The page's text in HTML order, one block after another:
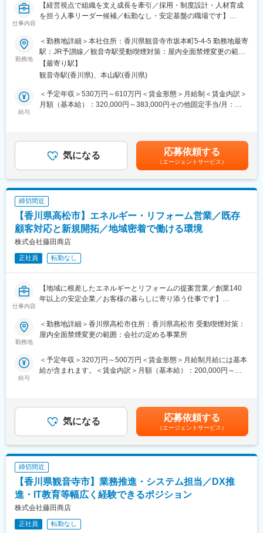
推進）
再エネ事業のパイオニアとして900件超の実績を持ち、地域社
会・未来づくりに直結するやりがいが感じられます。新規開拓や
新メニュー提案にも積極的に携われ、事業拡大をリードできま
す。
■教育体制
OJTを中心とした実践的な研修や先輩社員のサポート、外部研修
完全週休2日制・年間休日120日以上・残業月平均20時間以内。働
き方改革を進めており、テレワークも一部利用可能。マイカー通
勤OKで転勤なし、ワークライフバランスを大切にできる環境で
■想定されるキャリアパス
営業リーダーやマネジメント、さらなる専門性習得、電力開発部
門でのキャリアアップ等、多様な成長機会があります。
■企業の特徴/魅力
ルギー企業です。地産地消の推進や地域インフラの維持に貢献
し、安定成長を続けています。
変更の範囲：会社の定める業務
仕事内容
【経営視点で組織を支え成長を牽引／採用・制度設計・人材育成
を担う人事リーダー候補／転勤なし・安定基盤の職場です】
■業務概要
当社の人事部門リーダー候補として、人事領域全般を幅広くご担
当いただきます。中途・新卒採用活動、評価制度の構築・運用、
人事システム導入・管理、教育研修の企画実行など、人事業務を
通じて全社の組織力向上と持続的成長に貢献していただくポジシ
ョンです。経営層や各部門と連携しながら、中長期的な組織体制
強化を推進します。
・面接対応、採用プロセス改善
・経営課題や現場の声を反映した人事評価制度の構築、運用、定
む）
・人事チームのマネジメント、業務サポートおよびメンバー育成
・経営層や各部門長と連携し組織体制強化に向けた施策推進
■扱うサービス
リンスタンド・コンビニ事業、リフォーム事業など地域インフラ
■組織構成
人事部は2名体制。少数精鋭で意見交換が活発にできる環境です。
■業務の魅力
経営に近い立場で制度設計や組織づくりを担い、成果が全社に反
■教育体制
■就業環境
転勤なし・完全週休二日制・年間休日120日以上・残業月20時間
以内。香川県観音寺市本社勤務で、マイカー通勤可。テレワーク
■想定されるキャリアパス
人事部門リーダーとしての経験を活かし、将来的にはマネージャ
ーや経営層へのキャリアアップも目指せます。
■企業の特徴/魅力
創業140年以上の歴史を持ち、安定した経営基盤と地域密着型の
勤務地
＜勤務地詳細＞本社住所：香川県観音寺市坂本町5-4-5 勤務地最寄
駅：JR予讃線／観音寺駅受動喫煙対策：屋内全面禁煙変更の範
囲：会社の定める事業所
【最寄り駅】
観音寺駅(香川県)、本山駅(香川県)
給与
＜予定年収＞530万円～610万円＜賃金形態＞月給制＜賃金内訳＞
月額（基本給）：320,000円～383,000円その他固定手当/月：
下する可能性があります。月給(月額)は固定手当を含めた表記で
す。
気になる 応募依頼する
（エージェントサービス）
締切間近
【香川県高松市】エネルギー・リフォーム営業／既存
顧客対応と新規開拓／地域密着で働ける環境
株式会社藤田商店
正社員 転勤なし
仕事内容
【地域に根差したエネルギーとリフォームの提案営業／創業140
年以上の安定企業／お客様の暮らしに寄り添う仕事です】
■業務概要
当社の「エネルギーとリフォームの直販営業」として、香川県高
店舗向けリフォームのご案内、新規お客様の開拓をお任せしま
す。お客様の幅広いニーズに応え、地域社会へ貢献できるやりが
・既存のエネルギー供給先への定期訪問、関係構築、アフターフ
ォロー
・住宅や店舗のリフォームに関するヒアリング、提案、見積も
り、契約手続き
・新たなエネルギー供給先（ご家庭・業務店・企業等）の新規開
拓営業
・省エネ・脱炭素化のソリューション提案や、太陽光発電等の再
生可能エネルギー活用のご案内
・お客様との信頼関係をもとに、日々の小さな課題や困りごとに
も柔軟に対応
■扱うサービス
勤務地
＜勤務地詳細＞香川県高松市住所：香川県高松市 受動喫煙対策：
屋内全面禁煙変更の範囲：会社の定める事業所
給与
＜予定年収＞320万円～500万円＜賃金形態＞月給制月給には基本
給が含まれます。＜賃金内訳＞月額（基本給）：200,000円～
て上下する可能性があります。月給(月額)は固定手当を含めた表記
です。 気になる 応募依頼する
（エージェントサービス）
締切間近
【香川県観音寺市】業務推進・システム担当／DX推
進・IT教育等幅広く経験できるポジション
株式会社藤田商店
正社員 転勤なし